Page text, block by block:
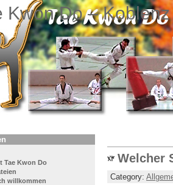
Kwon Do –
Tae Kwon Do
willkommen
Welcher
Category: